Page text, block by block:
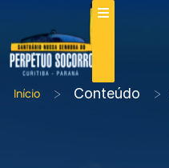
Início > Conteúdo >